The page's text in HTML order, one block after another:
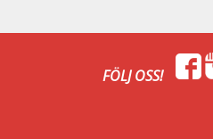
FÖLJ OSS!